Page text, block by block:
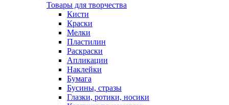
Товары для творчества
Кисти
Краски
Мелки
Пластилин
Раскраски
Апликации
Наклейки
Бумага
Бусины, стразы
Глазки, ротики, носики